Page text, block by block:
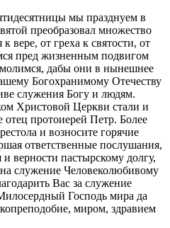
мы празднуем в
преобразовал множество
вере, от греха к святости, от
пред жизненным подвигом
дабы они в нынешнее
Богохранимому Отечеству
служения Богу и людям.
Христовой Церкви стали и
протоиерей Петр. Более
и возносите горячие
ответственные послушания,
верности пастырскому долгу,
служение Человеколюбивому
Вас за служение
Господь мира да
миром, здравием